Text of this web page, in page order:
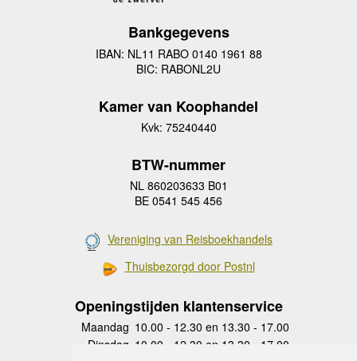
Bankgegevens
IBAN: NL11 RABO 0140 1961 88
BIC: RABONL2U
Kamer van Koophandel
Kvk: 75240440
BTW-nummer
NL 860203633 B01
BE 0541 545 456
Vereniging van Reisboekhandels
Thuisbezorgd door Postnl
Openingstijden klantenservice
Maandag 10.00 - 12.30 en 13.30 - 17.00
Dinsdag 10.00 - 12.30 en 13.30 - 17.00